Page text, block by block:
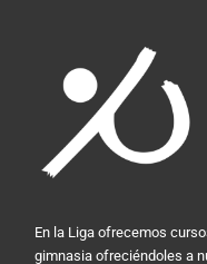
En la Liga ofrecemos
gimnasia ofreciéndoles a